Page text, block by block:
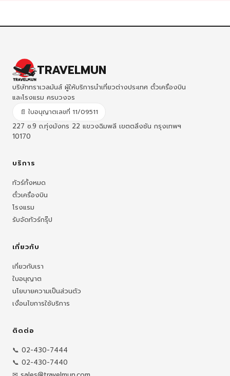
TRAVELMUN
บริษัททราเวลมันส์ ผู้ให้บริการนำเที่ยวต่างประเทศ ตั๋วเครื่องบิน
และโรงแรม ครบวงจร
📄 ใบอนุญาตเลขที่ 11/09511
227 ซ.9 ถ.ทุ่งมังกร 22 แขวงฉิมพลี เขตตลิ่งชัน กรุงเทพฯ
10170
บริการ
ทัวร์ทั้งหมด
ตั๋วเครื่องบิน
โรงแรม
รับจัดทัวร์กรุ๊ป
เกี่ยวกับ
เกี่ยวกับเรา
ใบอนุญาต
นโยบายความเป็นส่วนตัว
เงื่อนไขการใช้บริการ
ติดต่อ
📞 02-430-7444
📞 02-430-7440